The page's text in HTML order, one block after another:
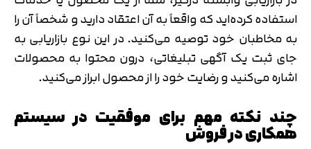
استفاده کرده‌اید که واقعاً به آن اعتقاد دارید و شخصاً آن را
به مخاطبان خود توصیه می‌کنید. در این نوع بازاریابی به
جای ثبت یک آگهی تبلیغاتی، درون محتوا به محصولات
اشاره می‌کنید و رضایت خود را از محصول ابراز می‌کنید.
چند نکته مهم برای موفقیت در سیستم
همکاری در فروش